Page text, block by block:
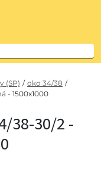
(SP) / oko 34/38 /
- 1500x1000
38-30/2 -